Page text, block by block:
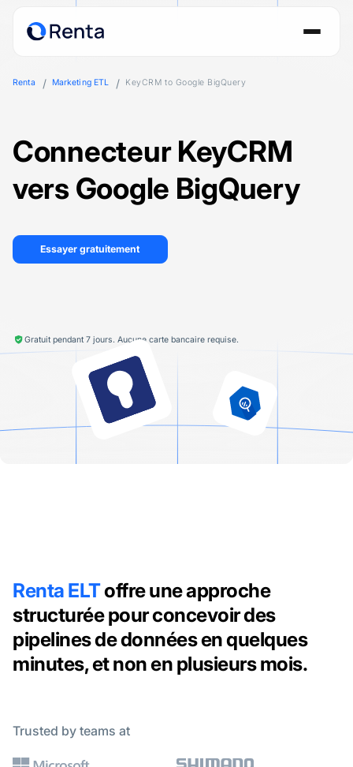
Renta Marketing ETL KeyCRM to Google BigQuery
Connecteur KeyCRM
vers Google BigQuery
Essayer gratuitement
Gratuit pendant 7 jours. Aucune carte bancaire requise.
Renta ELToffre une approche
structurée pour concevoir des
pipelines de données en quelques
minutes, et non en plusieurs mois.
Trusted by teams at